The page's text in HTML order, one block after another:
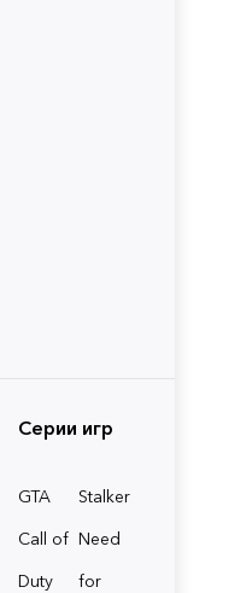
Серии игр
GTA
Stalker
Call of
Duty
Need
for